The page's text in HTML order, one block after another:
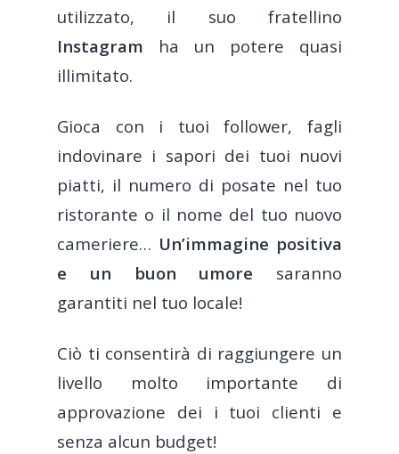
utilizzato, il suo fratellino
Instagram ha un potere quasi
illimitato.
Gioca con i tuoi follower, fagli
indovinare i sapori dei tuoi nuovi
piatti, il numero di posate nel tuo
ristorante o il nome del tuo nuovo
cameriere… Un’immagine positiva
e un buon umore saranno
garantiti nel tuo locale!
Ciò ti consentirà di raggiungere un
livello molto importante di
approvazione dei i tuoi clienti e
senza alcun budget!